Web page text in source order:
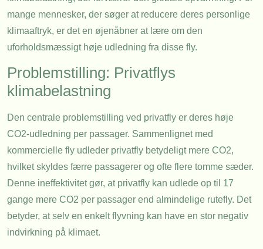
mange mennesker, der søger at reducere deres personlige
klimaaftryk, er det en øjenåbner at lære om den
uforholdsmæssigt høje udledning fra disse fly.
Problemstilling: Privatflys
klimabelastning
Den centrale problemstilling ved privatfly er deres høje
CO2-udledning per passager. Sammenlignet med
kommercielle fly udleder privatfly betydeligt mere CO2,
hvilket skyldes færre passagerer og ofte flere tomme sæder.
Denne ineffektivitet gør, at privatfly kan udlede op til 17
gange mere CO2 per passager end almindelige rutefly. Det
betyder, at selv en enkelt flyvning kan have en stor negativ
indvirkning på klimaet.